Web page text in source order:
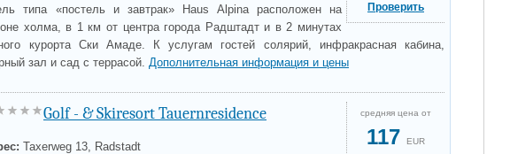
Проверить
типа «постель и завтрак» Haus Alpina расположен на
холма, в 1 км от центра города Радштадт и в 2 минутах
курорта Ски Амаде. К услугам гостей солярий, инфракрасная кабина,
зал и сад с террасой. Дополнительная информация и цены
средняя цена от
117 EUR
Golf - & Skiresort Tauernresidence
Taxerweg 13, Radstadt